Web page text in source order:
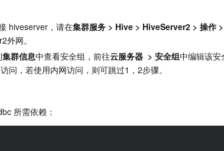
hiveserver，请在集群服务 > Hive > HiveServer2 > 操作
外网。
集群信息中查看安全组，前往云服务器  > 安全组中编辑该安
问，若使用内网访问，则可跳过1，2步骤。
所需依赖：